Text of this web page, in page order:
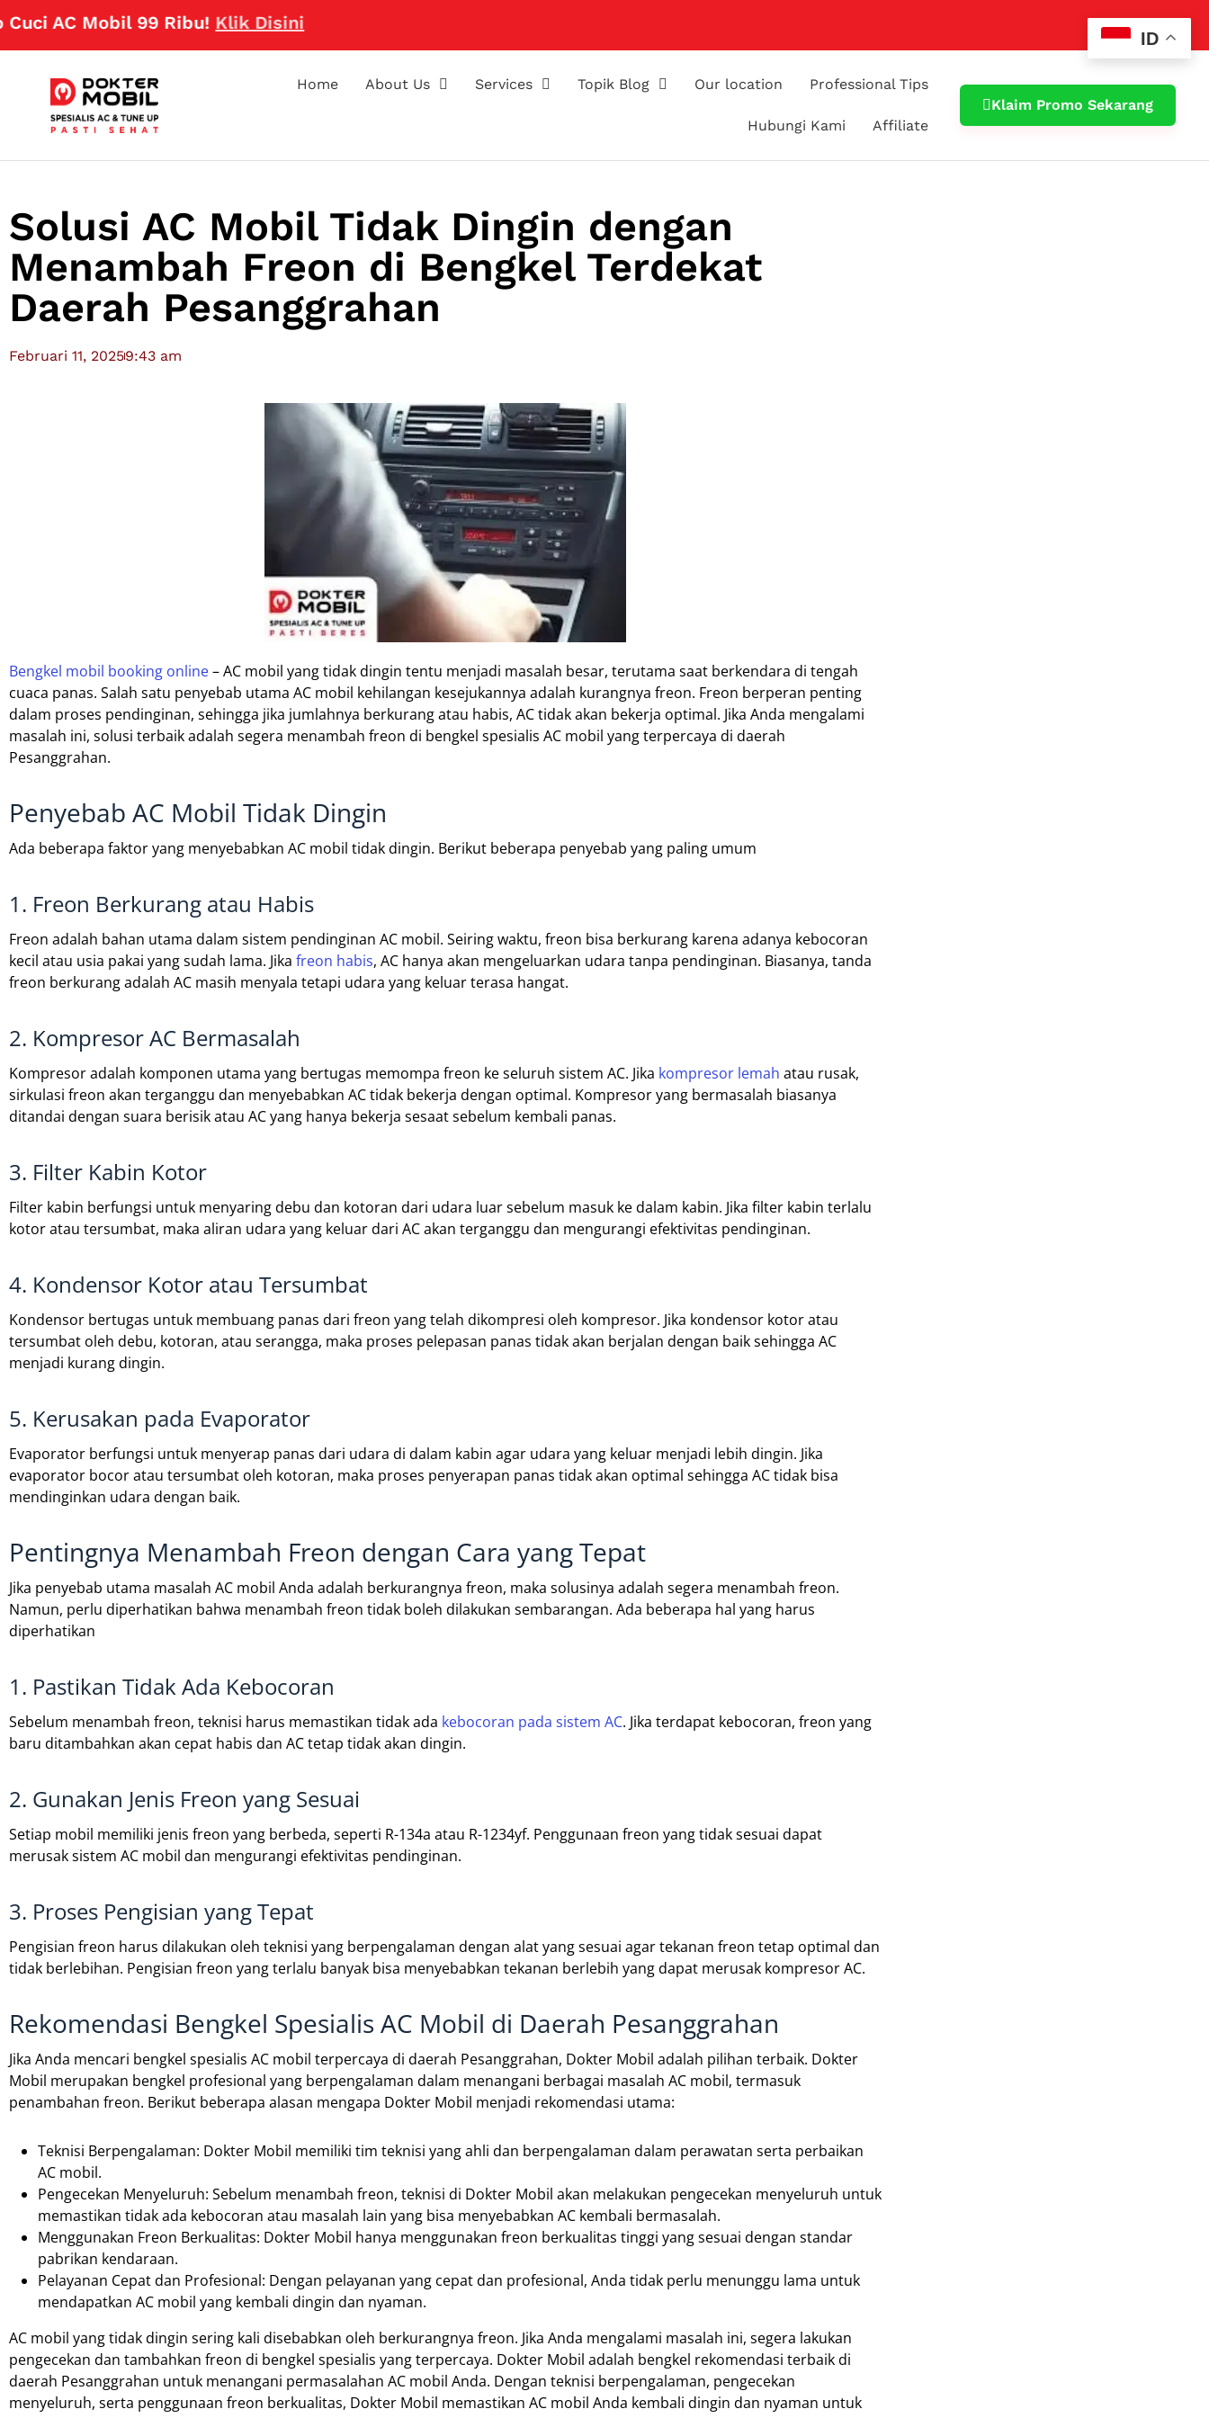
Mobil 99 Ribu!Klik Disini
Home About Us Services Topik Blog Our location Professional Tips
Hubungi Kami Affiliate
Klaim Promo Sekarang
Solusi AC Mobil Tidak Dingin dengan
Menambah Freon di Bengkel Terdekat
Daerah Pesanggrahan
Februari 11, 20259:43 am
Bengkel mobil booking online– AC mobil yang tidak dingin tentu menjadi masalah besar, terutama saat berkendara di tengah
cuaca panas. Salah satu penyebab utama AC mobil kehilangan kesejukannya adalah kurangnya freon. Freon berperan penting
dalam proses pendinginan, sehingga jika jumlahnya berkurang atau habis, AC tidak akan bekerja optimal. Jika Anda mengalami
masalah ini, solusi terbaik adalah segera menambah freon di bengkel spesialis AC mobil yang terpercaya di daerah
Pesanggrahan.
Penyebab AC Mobil Tidak Dingin
Ada beberapa faktor yang menyebabkan AC mobil tidak dingin. Berikut beberapa penyebab yang paling umum
1. Freon Berkurang atau Habis
Freon adalah bahan utama dalam sistem pendinginan AC mobil. Seiring waktu, freon bisa berkurang karena adanya kebocoran
kecil atau usia pakai yang sudah lama. Jika freon habis, AC hanya akan mengeluarkan udara tanpa pendinginan. Biasanya, tanda
freon berkurang adalah AC masih menyala tetapi udara yang keluar terasa hangat.
2. Kompresor AC Bermasalah
Kompresor adalah komponen utama yang bertugas memompa freon ke seluruh sistem AC. Jika kompresor lemah atau rusak,
sirkulasi freon akan terganggu dan menyebabkan AC tidak bekerja dengan optimal. Kompresor yang bermasalah biasanya
ditandai dengan suara berisik atau AC yang hanya bekerja sesaat sebelum kembali panas.
3. Filter Kabin Kotor
Filter kabin berfungsi untuk menyaring debu dan kotoran dari udara luar sebelum masuk ke dalam kabin. Jika filter kabin terlalu
kotor atau tersumbat, maka aliran udara yang keluar dari AC akan terganggu dan mengurangi efektivitas pendinginan.
4. Kondensor Kotor atau Tersumbat
Kondensor bertugas untuk membuang panas dari freon yang telah dikompresi oleh kompresor. Jika kondensor kotor atau
tersumbat oleh debu, kotoran, atau serangga, maka proses pelepasan panas tidak akan berjalan dengan baik sehingga AC
menjadi kurang dingin.
5. Kerusakan pada Evaporator
Evaporator berfungsi untuk menyerap panas dari udara di dalam kabin agar udara yang keluar menjadi lebih dingin. Jika
evaporator bocor atau tersumbat oleh kotoran, maka proses penyerapan panas tidak akan optimal sehingga AC tidak bisa
mendinginkan udara dengan baik.
Pentingnya Menambah Freon dengan Cara yang Tepat
Jika penyebab utama masalah AC mobil Anda adalah berkurangnya freon, maka solusinya adalah segera menambah freon.
Namun, perlu diperhatikan bahwa menambah freon tidak boleh dilakukan sembarangan. Ada beberapa hal yang harus
diperhatikan
1. Pastikan Tidak Ada Kebocoran
Sebelum menambah freon, teknisi harus memastikan tidak ada kebocoran pada sistem AC. Jika terdapat kebocoran, freon yang
baru ditambahkan akan cepat habis dan AC tetap tidak akan dingin.
2. Gunakan Jenis Freon yang Sesuai
Setiap mobil memiliki jenis freon yang berbeda, seperti R-134a atau R-1234yf. Penggunaan freon yang tidak sesuai dapat
merusak sistem AC mobil dan mengurangi efektivitas pendinginan.
3. Proses Pengisian yang Tepat
Pengisian freon harus dilakukan oleh teknisi yang berpengalaman dengan alat yang sesuai agar tekanan freon tetap optimal dan
tidak berlebihan. Pengisian freon yang terlalu banyak bisa menyebabkan tekanan berlebih yang dapat merusak kompresor AC.
Rekomendasi Bengkel Spesialis AC Mobil di Daerah Pesanggrahan
Jika Anda mencari bengkel spesialis AC mobil terpercaya di daerah Pesanggrahan, Dokter Mobil adalah pilihan terbaik. Dokter
Mobil merupakan bengkel profesional yang berpengalaman dalam menangani berbagai masalah AC mobil, termasuk
penambahan freon. Berikut beberapa alasan mengapa Dokter Mobil menjadi rekomendasi utama:
Teknisi Berpengalaman: Dokter Mobil memiliki tim teknisi yang ahli dan berpengalaman dalam perawatan serta perbaikan
AC mobil.
Pengecekan Menyeluruh: Sebelum menambah freon, teknisi di Dokter Mobil akan melakukan pengecekan menyeluruh untuk
memastikan tidak ada kebocoran atau masalah lain yang bisa menyebabkan AC kembali bermasalah.
Menggunakan Freon Berkualitas: Dokter Mobil hanya menggunakan freon berkualitas tinggi yang sesuai dengan standar
pabrikan kendaraan.
Pelayanan Cepat dan Profesional: Dengan pelayanan yang cepat dan profesional, Anda tidak perlu menunggu lama untuk
mendapatkan AC mobil yang kembali dingin dan nyaman.
AC mobil yang tidak dingin sering kali disebabkan oleh berkurangnya freon. Jika Anda mengalami masalah ini, segera lakukan
pengecekan dan tambahkan freon di bengkel spesialis yang terpercaya. Dokter Mobil adalah bengkel rekomendasi terbaik di
daerah Pesanggrahan untuk menangani permasalahan AC mobil Anda. Dengan teknisi berpengalaman, pengecekan
menyeluruh, serta penggunaan freon berkualitas, Dokter Mobil memastikan AC mobil Anda kembali dingin dan nyaman untuk
ID